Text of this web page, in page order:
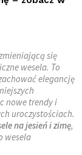
się
wesela. To
elegancję
nowe trendy i
uroczystościach.
na jesień i zimę,
wesela